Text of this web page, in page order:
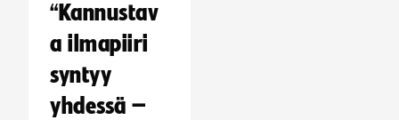
“Kannustav
a ilmapiiri
syntyy
yhdessä –